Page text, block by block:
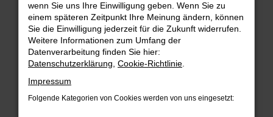
FEHLER: NETWORK ERROR
Beim Laden ist ein Fehler aufgetreten.
Hier sind ein paar Tipps, die dir helfen können:
Überprüfe deine Firewall und deine
Internetverbindung.
Laden andere Webseiten, zum Beispiel deine
wenn Sie uns Ihre Einwilligung geben. Wenn Sie zu
einem späteren Zeitpunkt Ihre Meinung ändern, können
Sie die Einwilligung jederzeit für die Zukunft widerrufen.
Weitere Informationen zum Umfang der
Datenverarbeitung finden Sie hier:
Datenschutzerklärung Cookie-Richtlinie
Impressum
Folgende Kategorien von Cookies werden von uns eingesetzt: